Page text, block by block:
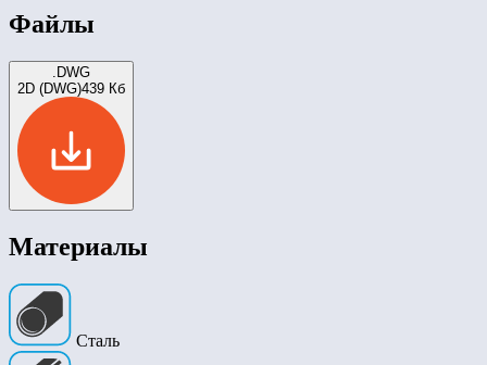
Файлы
.DWG
2D (DWG)439 Кб
Материалы
Сталь